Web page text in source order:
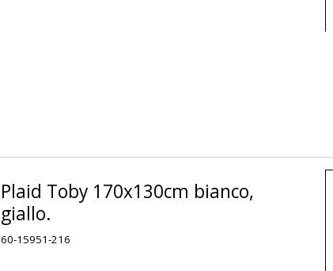
Plaid Toby 170x130cm bianco,
giallo.
60-15951-216